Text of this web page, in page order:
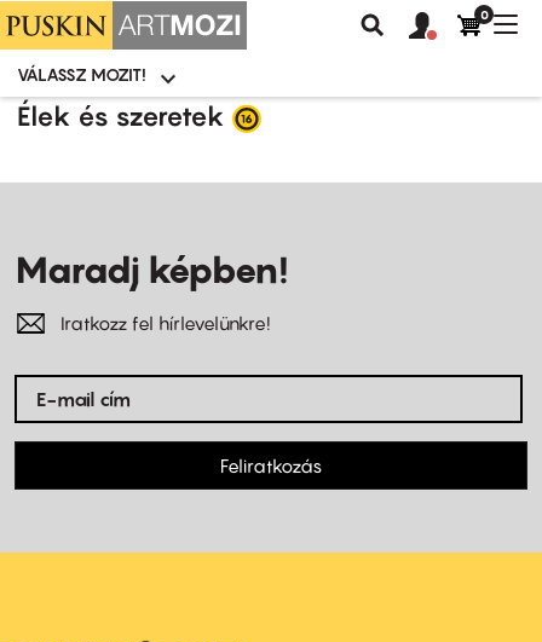
Ugrás
Moziválasztó
menü
VÁLASSZ MOZIT!
Keresés
Felhasználói
fiók
0
Élek és szeretek
Maradj képben!
Iratkozz fel hírlevelünkre!
Feliratkozás